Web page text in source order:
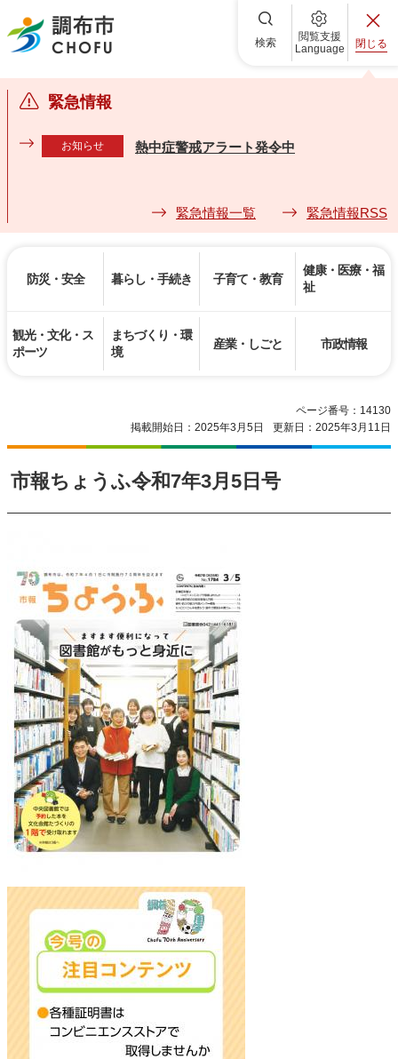
調布市 検索
閲覧支援
Language
閉じる
緊急情報
お知らせ 熱中症警戒アラート発令中
緊急情報一覧 緊急情報RSS
防災・安全 暮らし・手続き 子育て・教育
健康・医療・福
祉
観光・文化・ス
ポーツ
まちづくり・環
境
産業・しごと 市政情報
ページ番号：14130
掲載開始日：2025年3月5日
更新日：2025年3月11日
市報ちょうふ令和7年3月5日号